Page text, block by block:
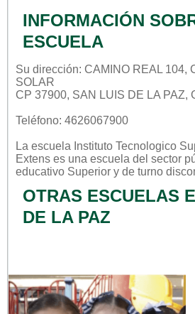
INFORMACIÓN
ESCUELA
Su dirección: CAMINO REAL 104,
SOLAR
CP 37900, SAN LUIS DE LA PAZ,
Teléfono: 4626067900
La escuela Instituto Tecnologico
Extens es una escuela del sector
educativo Superior y de turno
OTRAS ESCUELAS
DE LA PAZ